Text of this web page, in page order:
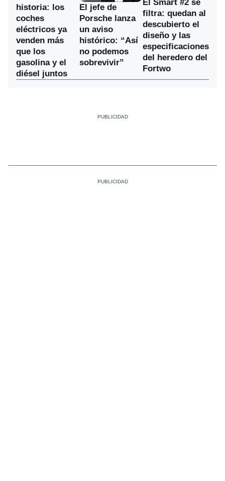
historia: los
coches
eléctricos ya
venden más
que los
gasolina y el
diésel juntos
El jefe de
Porsche lanza
un aviso
histórico: “Así
no podemos
sobrevivir”
El Smart #2 se
filtra: quedan al
descubierto el
diseño y las
especificaciones
del heredero del
Fortwo